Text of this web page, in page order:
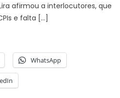
afirmou a interlocutores, que
e falta […]
WhatsApp